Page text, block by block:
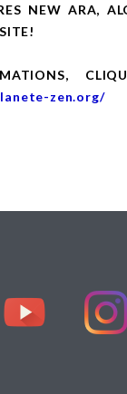
NEW ARA,
zen.org/